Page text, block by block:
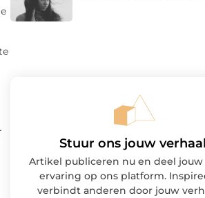
Stuur ons jouw
Artikel publiceren nu en deel jouw
ervaring op ons platform.
verbindt anderen door jouw